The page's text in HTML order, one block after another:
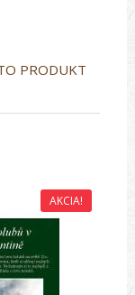
PRODUKT
AKCIA!